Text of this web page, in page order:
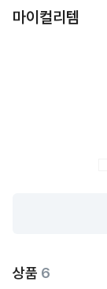
마이컬리템
상품 6